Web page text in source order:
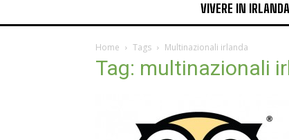
VIVERE IN IRLANDA
Home Tags Multinazionali irlanda
Tag: multinazionali